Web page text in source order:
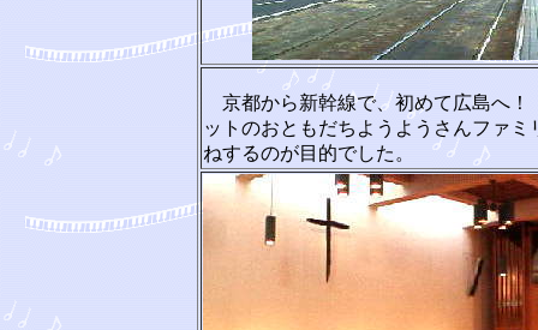
京都から新幹線で、初めて広島へ
ットのおともだちようようさんファミ
ねするのが目的でした。